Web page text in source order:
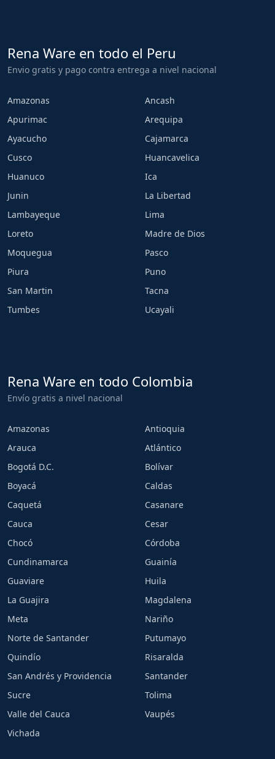
Rena Ware en todo el Peru
Envio gratis y pago contra entrega a nivel nacional
Amazonas
Ancash
Apurimac
Arequipa
Ayacucho
Cajamarca
Cusco
Huancavelica
Huanuco
Ica
Junin
La Libertad
Lambayeque
Lima
Loreto
Madre de Dios
Moquegua
Pasco
Piura
Puno
San Martin
Tacna
Tumbes
Ucayali
Rena Ware en todo Colombia
Envío gratis a nivel nacional
Amazonas
Antioquia
Arauca
Atlántico
Bogotá D.C.
Bolívar
Boyacá
Caldas
Caquetá
Casanare
Cauca
Cesar
Chocó
Córdoba
Cundinamarca
Guainía
Guaviare
Huila
La Guajira
Magdalena
Meta
Nariño
Norte de Santander
Putumayo
Quindío
Risaralda
San Andrés y Providencia
Santander
Sucre
Tolima
Valle del Cauca
Vaupés
Vichada